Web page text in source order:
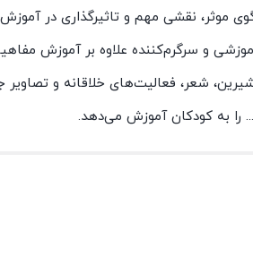
موثر، نقشی مهم و تاثیرگذاری در
و سرگرم‌کننده علاوه بر آموزش
شعر، فعالیت‌های خلاقانه و تصاویر
را به کودکان آموزش می‌دهد.